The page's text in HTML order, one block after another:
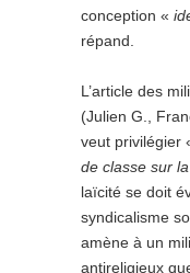
conception «
répand.
L’article des
(Julien G.,
veut privilégier
de classe sur
laïcité se doit
syndicalisme
amène à un
antireligieux